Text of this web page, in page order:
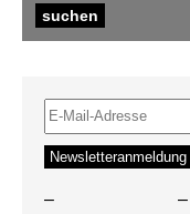
– –